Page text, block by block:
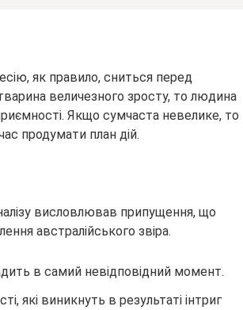
як правило, сниться перед
величезного зросту, то людина
Якщо сумчаста невелике, то
продумати план дій.
висловлював припущення, що
австралійського звіра.
в самий невідповідний момент.
які виникнуть в результаті інтриг